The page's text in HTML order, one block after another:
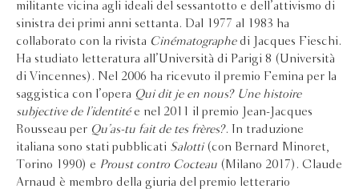
militante vicina agli ideali del sessantotto e dell’attivismo di
sinistra dei primi anni settanta. Dal 1977 al 1983 ha
collaborato con la rivista Cinématographedi Jacques Fieschi.
Ha studiato letteratura all’Università di Parigi 8 (Università
di Vincennes). Nel 2006 ha ricevuto il premio Femina per la
saggistica con l’opera Qui dit je en nous? Une histoire
subjective de l’identitée nel 2011 il premio Jean-Jacques
Rousseau per Qu’as-tu fait de tes frères?. In traduzione
italiana sono stati pubblicati Salotti(con Bernard Minoret,
Torino 1990) e Proust contro Cocteau (Milano 2017). Claude
Arnaud è membro della giuria del premio letterario